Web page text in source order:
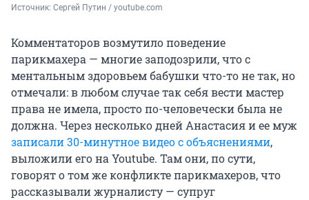
Источник: Сергей Путин / youtube.com
Комментаторов возмутило поведение
парикмахера — многие заподозрили, что с
ментальным здоровьем бабушки что-то не так, но
отмечали: в любом случае так себя вести мастер
права не имела, просто по-человечески была не
должна. Через несколько дней Анастасия и ее муж
записали 30-минутное видео с объяснениями,
выложили его на Youtube. Там они, по сути,
говорят о том же конфликте парикмахеров, что
рассказывали журналисту — супруг